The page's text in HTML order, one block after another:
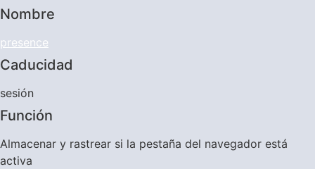
Nombre
presence
Caducidad
sesión
Función
Almacenar y rastrear si la pestaña del navegador está
activa